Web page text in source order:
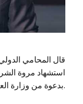
قال المحامي
استشهاد مروة
بدعوة من وزارة العدل بولاية ساكسوني.